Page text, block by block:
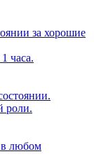
за хорошие
часа.
роли.
любом